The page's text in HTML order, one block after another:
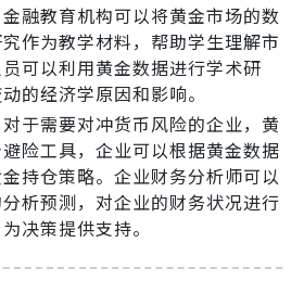
融教育机构可以将黄金市场的数
作为教学材料，帮助学生理解市
可以利用黄金数据进行学术研
的经济学原因和影响。
于需要对冲货币风险的企业，黄
险工具，企业可以根据黄金数据
持仓策略。企业财务分析师可以
析预测，对企业的财务状况进行
决策提供支持。